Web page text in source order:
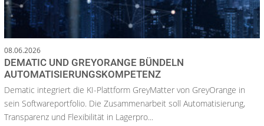
08.06.2026
DEMATIC UND GREYORANGE BÜNDELN
AUTOMATISIERUNGSKOMPETENZ
Dematic integriert die KI-Plattform GreyMatter von GreyOrange in
sein Softwareportfolio. Die Zusammenarbeit soll Automatisierung,
Transparenz und Flexibilität in Lagerpro...